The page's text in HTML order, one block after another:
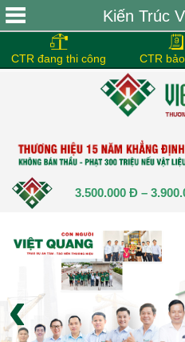
Kiến Trúc
CTR đang thi công CTR
3.500.000 Đ – 3.900.000 Đ/
‹